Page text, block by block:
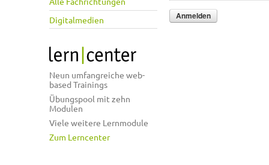
Digitalmedien
Neun umfangreiche web-
based Trainings
Übungspool mit zehn
Modulen
Viele weitere Lernmodule
Zum Lerncenter